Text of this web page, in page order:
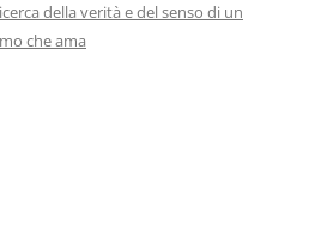
della verità e del senso di un
che ama